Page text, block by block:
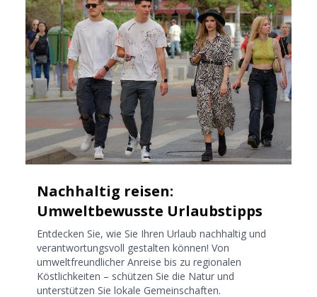
Nachhaltig reisen:
Umweltbewusste Urlaubstipps
Entdecken Sie, wie Sie Ihren Urlaub nachhaltig und
verantwortungsvoll gestalten können! Von
umweltfreundlicher Anreise bis zu regionalen
Köstlichkeiten – schützen Sie die Natur und
unterstützen Sie lokale Gemeinschaften.